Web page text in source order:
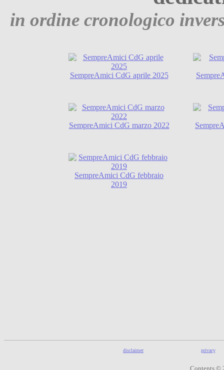
in ordine cronologico
SempreAmici CdG aprile 2025
SempreAmici CdG marzo 2022
SempreAmici CdG febbraio
2019
disclaimer privacy
Contents ©